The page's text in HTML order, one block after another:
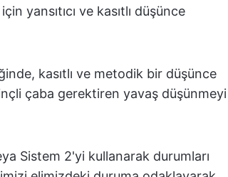
yansıtıcı ve kasıtlı düşünce
kasıtlı ve metodik bir düşünce
çaba gerektiren yavaş düşünmeyi
Sistem 2'yi kullanarak durumları